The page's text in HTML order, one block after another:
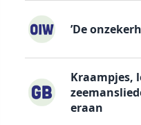
’De
Kraampjes,
eraan